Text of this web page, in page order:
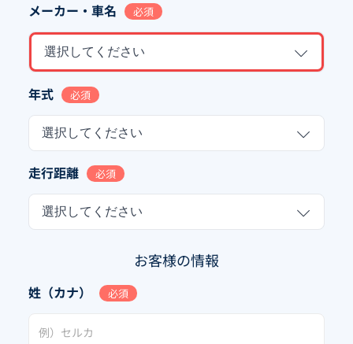
メーカー・車名 必須
選択してください
年式 必須
選択してください
走行距離 必須
選択してください
お客様の情報
姓（カナ） 必須